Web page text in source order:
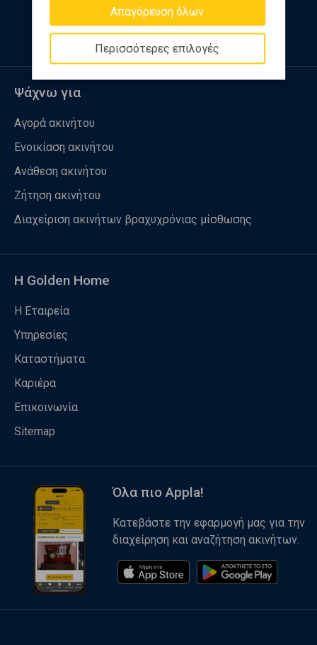
Απαγόρευση όλων
Περισσότερες επιλογές
Ακολουθήστε μας
Ψάχνω για
Αγορά ακινήτου
Ενοικίαση ακινήτου
Ανάθεση ακινήτου
Ζήτηση ακινήτου
Διαχείριση ακινήτων βραχυχρόνιας μίσθωσης
Η Golden Home
Η Εταιρεία
Υπηρεσίες
Καταστήματα
Καριέρα
Επικοινωνία
Sitemap
Όλα πιο Appla!
Κατεβάστε την εφαρμογή μας για την
διαχείρηση και αναζήτηση ακινήτων.